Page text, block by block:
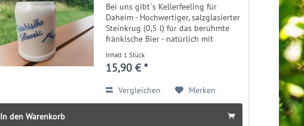
Bei uns gibt´s Kellerfeeling für
Daheim - Hochwertiger, salzglasierter
Steinkrug (0,5 l) für das berühmte
fränkische Bier - natürlich mit
Fränkischen Schweiz
Inhalt 1 Stück
15,90 € *
Vergleichen Merken
In den Warenkorb